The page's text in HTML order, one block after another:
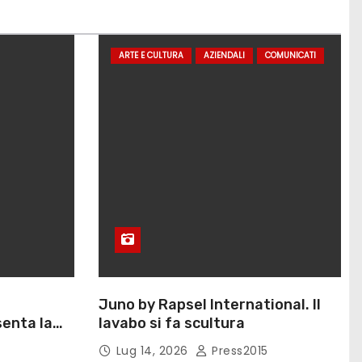
la
ARTE E CULTURA AZIENDALI COMUNICATI
Juno by Rapsel International. Il
lavabo si fa scultura
Lug 14, 2026 Press2015